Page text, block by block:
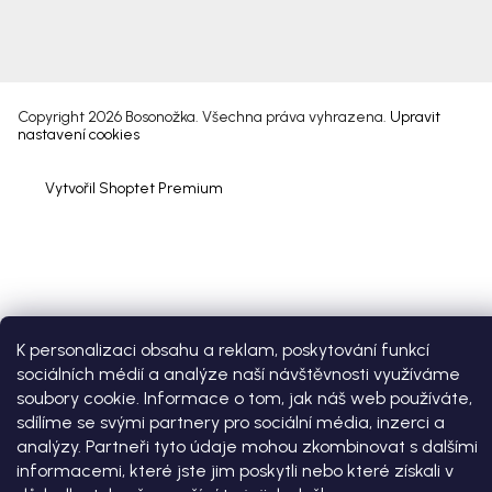
K personalizaci obsahu a reklam, poskytování funkcí
sociálních médií a analýze naší návštěvnosti využíváme
soubory cookie. Informace o tom, jak náš web používáte,
sdílíme se svými partnery pro sociální média, inzerci a
analýzy. Partneři tyto údaje mohou zkombinovat s dalšími
informacemi, které jste jim poskytli nebo které získali v
Vytvořil Shoptet Premium
Copyright 2026 Bosonožka. Všechna práva vyhrazena. Upravit
nastavení cookies